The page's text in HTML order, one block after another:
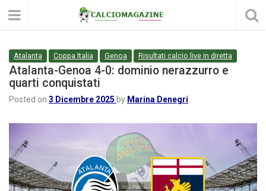
Atalanta Coppa Italia Genoa Risultati calcio live in diretta
Atalanta-Genoa 4-0: dominio nerazzurro e
quarti conquistati
Posted on 3 Dicembre 2025 by Marina Denegri